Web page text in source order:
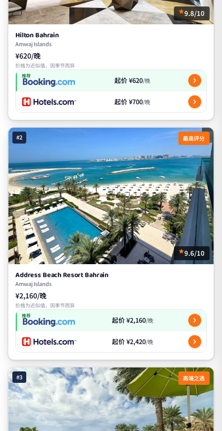
9.8/10
Hilton Bahrain
Amwaj Islands
¥620/晚
价格为近似值，因季节而异
推荐 起价 ¥620/晚
起价 ¥700/晚
#2 最高评分
9.6/10
Address Beach Resort Bahrain
Amwaj Islands
¥2,160/晚
价格为近似值，因季节而异
推荐 起价 ¥2,160/晚
起价 ¥2,420/晚
#3 高端之选